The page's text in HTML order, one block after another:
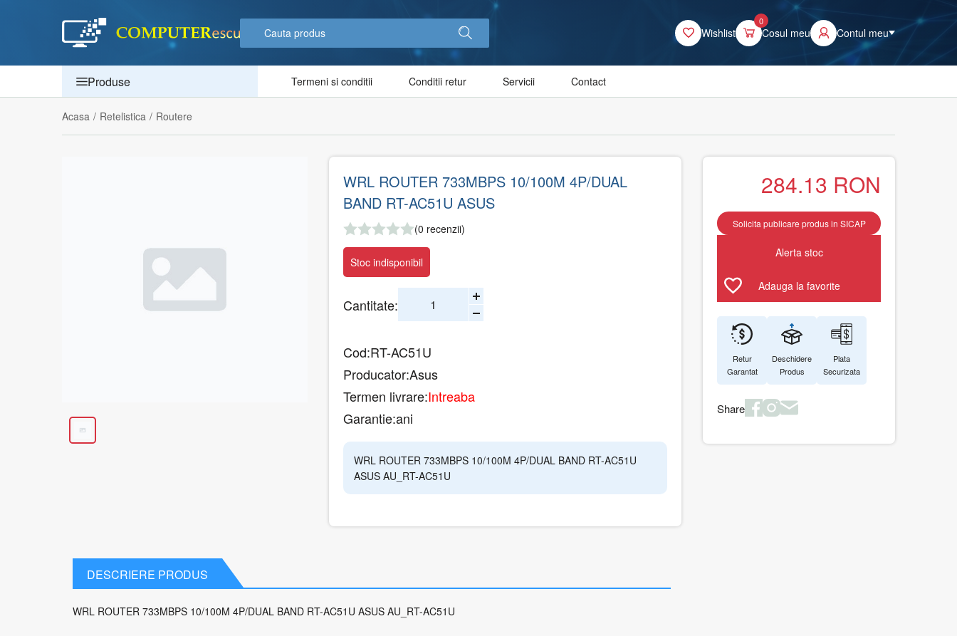
Wishlist
0
Cosul meu Contul meu
Produse Termeni si conditii Conditii retur Servicii Contact
Acasa / Retelistica / Routere
WRL ROUTER 733MBPS 10/100M 4P/DUAL
BAND RT-AC51U ASUS
(0 recenzii)
Stoc indisponibil
Cantitate:
Cod:RT-AC51U
Producator:Asus
Termen livrare:Intreaba
Garantie:ani
WRL ROUTER 733MBPS 10/100M 4P/DUAL BAND RT-AC51U
ASUS AU_RT-AC51U
DESCRIERE PRODUS
WRL ROUTER 733MBPS 10/100M 4P/DUAL BAND RT-AC51U ASUS AU_RT-AC51U
284.13 RON
Solicita publicare produs in SICAP
Alerta stoc
Adauga la favorite
Retur
Garantat
Deschidere
Produs
Plata
Securizata
Share